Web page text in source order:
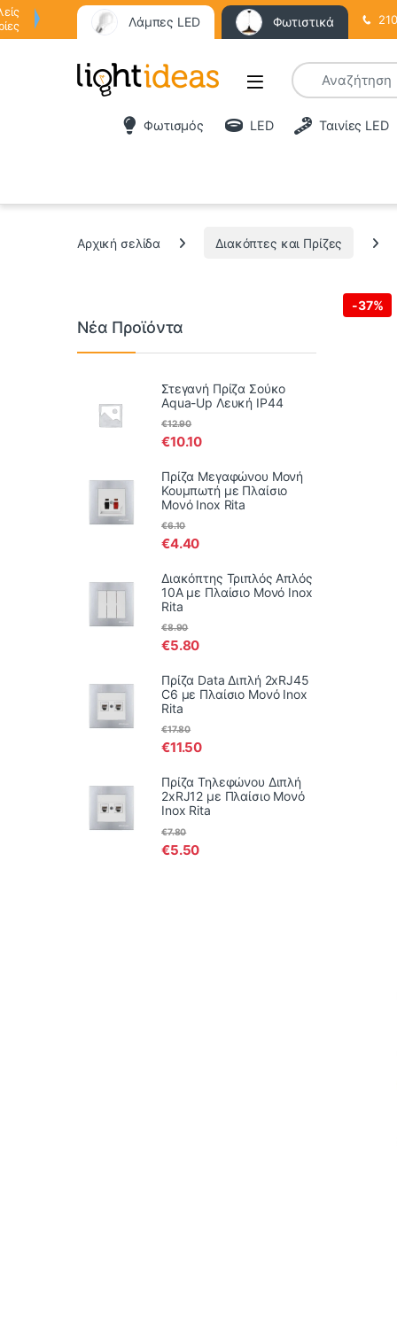
Λάμπες LED Φωτιστικά
Φωτισμός LED Ταινίες LED
Αρχική σελίδα Διακόπτες και Πρίζες
-37%
Νέα Προϊόντα
Στεγανή Πρίζα Σούκο
Aqua-Up Λευκή IP44
€10.10
€12.90
Πρίζα Μεγαφώνου Μονή
Κουμπωτή με Πλαίσιο
Μονό Inox Rita
€4.40
€6.10
Διακόπτης Τριπλός Απλός
10Α με Πλαίσιο Μονό Inox
Rita
€5.80
€8.90
Πρίζα Data Διπλή 2xRJ45
C6 με Πλαίσιο Μονό Inox
Rita
€11.50
€17.80
Πρίζα Τηλεφώνου Διπλή
2xRJ12 με Πλαίσιο Μονό
Inox Rita
€5.50
€7.80